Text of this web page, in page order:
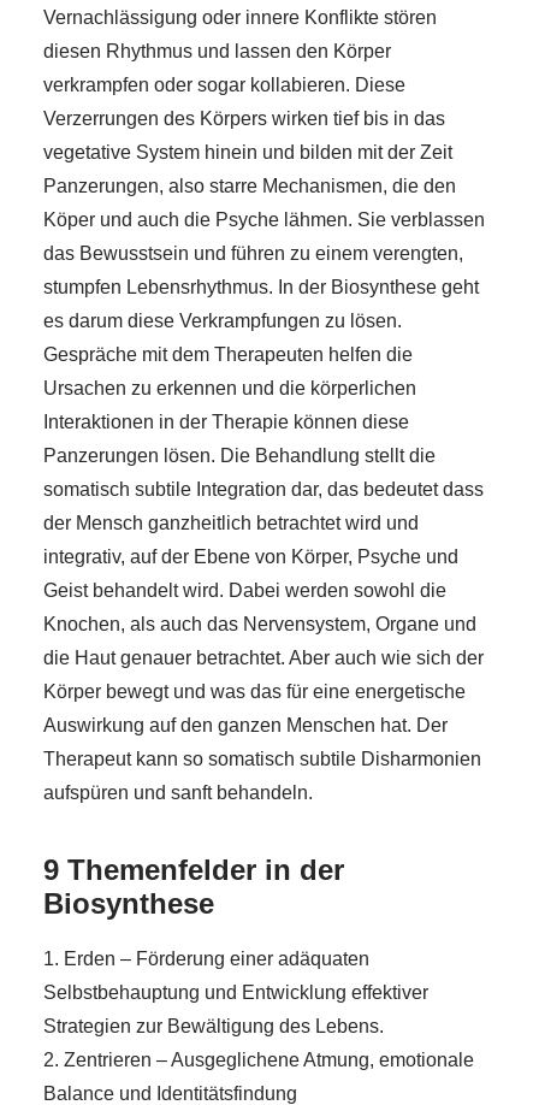
Vernachlässigung oder innere Konflikte stören
diesen Rhythmus und lassen den Körper
verkrampfen oder sogar kollabieren. Diese
Verzerrungen des Körpers wirken tief bis in das
vegetative System hinein und bilden mit der Zeit
Panzerungen, also starre Mechanismen, die den
Köper und auch die Psyche lähmen. Sie verblassen
das Bewusstsein und führen zu einem verengten,
stumpfen Lebensrhythmus. In der Biosynthese geht
es darum diese Verkrampfungen zu lösen.
Gespräche mit dem Therapeuten helfen die
Ursachen zu erkennen und die körperlichen
Interaktionen in der Therapie können diese
Panzerungen lösen. Die Behandlung stellt die
somatisch subtile Integration dar, das bedeutet dass
der Mensch ganzheitlich betrachtet wird und
integrativ, auf der Ebene von Körper, Psyche und
Geist behandelt wird. Dabei werden sowohl die
Knochen, als auch das Nervensystem, Organe und
die Haut genauer betrachtet. Aber auch wie sich der
Körper bewegt und was das für eine energetische
Auswirkung auf den ganzen Menschen hat. Der
Therapeut kann so somatisch subtile Disharmonien
aufspüren und sanft behandeln.
9 Themenfelder in der
Biosynthese
1. Erden – Förderung einer adäquaten
Selbstbehauptung und Entwicklung effektiver
Strategien zur Bewältigung des Lebens.
2. Zentrieren – Ausgeglichene Atmung, emotionale
Balance und Identitätsfindung